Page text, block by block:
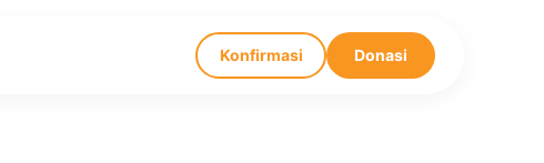
Konfirmasi Donasi